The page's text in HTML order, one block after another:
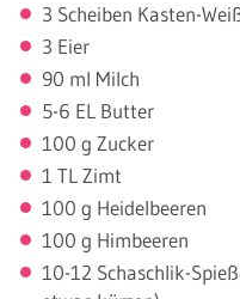
3 Scheiben Kasten-
3 Eier
90 ml Milch
5-6 EL Butter
100 g Zucker
1 TL Zimt
100 g Heidelbeeren
100 g Himbeeren
10-12 Schaschlik-